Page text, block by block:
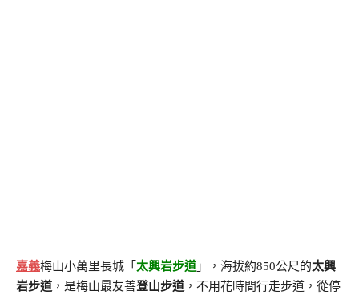
嘉義梅山小萬里長城「 太興岩步道 」，海拔約850公尺的太興
岩步道 ，是梅山最友善登山步道 ，不用花時間行走步道，從停